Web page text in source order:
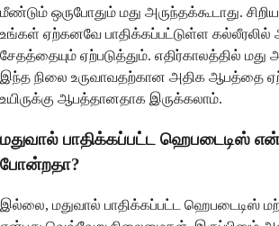
மீண்டும் ஒருபோதும் மது அருந்தக்கூடாது. சிறிய
உங்கள் ஏற்கனவே பாதிக்கப்பட்டுள்ள கல்லீரலில்
சேதத்தையும் ஏற்படுத்தும். எதிர்காலத்தில் மது
இந்த நிலை உருவாவதற்கான அதிக ஆபத்தை
உயிருக்கு ஆபத்தானதாக இருக்கலாம்.
மதுவால் பாதிக்கப்பட்ட ஹெபடைடிஸ்
போன்றதா?
இல்லை, மதுவால் பாதிக்கப்பட்ட ஹெபடைடிஸ்